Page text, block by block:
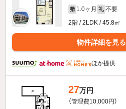
敷 1.0ヶ月 礼 不要
2階 / 2LDK / 45.8㎡
物件詳細を見る
ほか提供
27万円
（管理費10,000円）